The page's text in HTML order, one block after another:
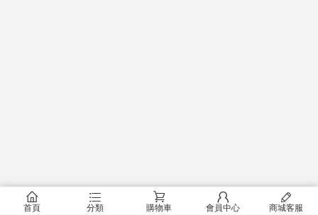
󰂠
首頁
󰂦
分類
󰂟
購物車
󰂢
會員中心
󰄦
商城客服